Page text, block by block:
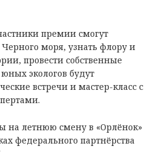
премии смогут
моря, узнать флору и
провести собственные
экологов будут
встречи и мастер-класс с
на летнюю смену в «Орлёнок»
федерального партнёрства